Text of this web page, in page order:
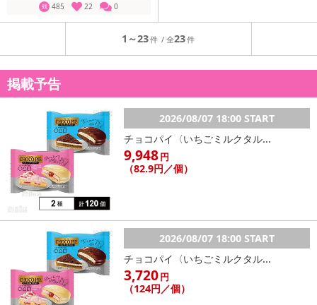
残 485 22 0
1～23 23
掲載予告
2026/08/07 18:00 START
チョコパイ〈いちごミルクタル...
9,948円
（82.9円／個）
2026/08/07 18:00 START
チョコパイ〈いちごミルクタル...
3,720円
（124円／個）